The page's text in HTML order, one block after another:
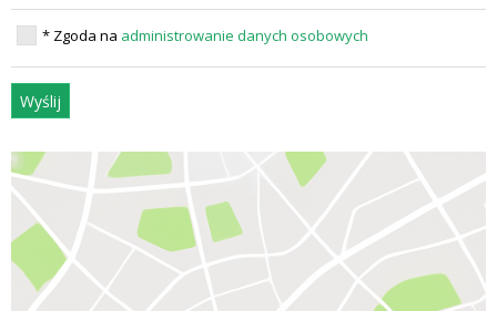
* Zgoda na administrowanie danych osobowych
Wyślij